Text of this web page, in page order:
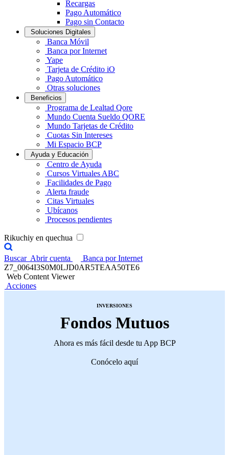
Recargas
Pago Automático
Pago sin Contacto
Soluciones Digitales
Banca Móvil
Banca por Internet
Yape
Tarjeta de Crédito iO
Pago Automático
Otras soluciones
Beneficios
Programa de Lealtad Qore
Mundo Cuenta Sueldo QORE
Mundo Tarjetas de Crédito
Cuotas Sin Intereses
Mi Espacio BCP
Ayuda y Educación
Centro de Ayuda
Cursos Virtuales ABC
Facilidades de Pago
Alerta fraude
Citas Virtuales
Ubícanos
Procesos pendientes
Rikuchiy en quechua
Buscar Abrir cuenta
Banca por Internet
Z7_0064I3S0M0LJD0AR5TEAA50TE6
Web Content Viewer
Acciones
INVERSIONES
Fondos Mutuos
Ahora es más fácil desde tu App BCP
Conócelo aquí